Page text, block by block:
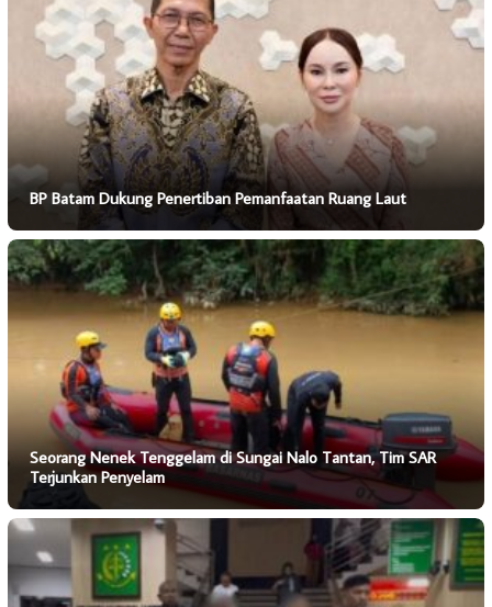
BP Batam Dukung Penertiban Pemanfaatan Ruang Laut
Seorang Nenek Tenggelam di Sungai Nalo Tantan, Tim SAR
Terjunkan Penyelam